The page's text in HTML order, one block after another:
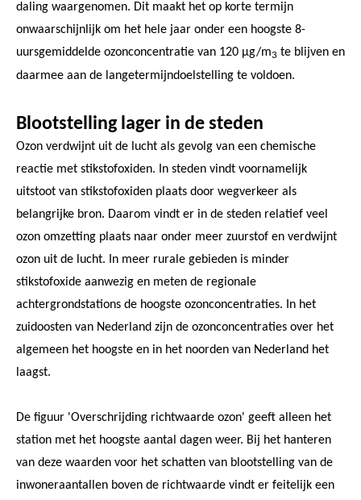
daling waargenomen. Dit maakt het op korte termijn
onwaarschijnlijk om het hele jaar onder een hoogste 8-
uursgemiddelde ozonconcentratie van 120 µg/m3 te blijven en
daarmee aan de langetermijndoelstelling te voldoen.
Blootstelling lager in de steden
Ozon verdwijnt uit de lucht als gevolg van een chemische
reactie met stikstofoxiden. In steden vindt voornamelijk
uitstoot van stikstofoxiden plaats door wegverkeer als
belangrijke bron. Daarom vindt er in de steden relatief veel
ozon omzetting plaats naar onder meer zuurstof en verdwijnt
ozon uit de lucht. In meer rurale gebieden is minder
stikstofoxide aanwezig en meten de regionale
achtergrondstations de hoogste ozonconcentraties. In het
zuidoosten van Nederland zijn de ozonconcentraties over het
algemeen het hoogste en in het noorden van Nederland het
laagst.
De figuur 'Overschrijding richtwaarde ozon' geeft alleen het
station met het hoogste aantal dagen weer. Bij het hanteren
van deze waarden voor het schatten van blootstelling van de
inwoneraantallen boven de richtwaarde vindt er feitelijk een